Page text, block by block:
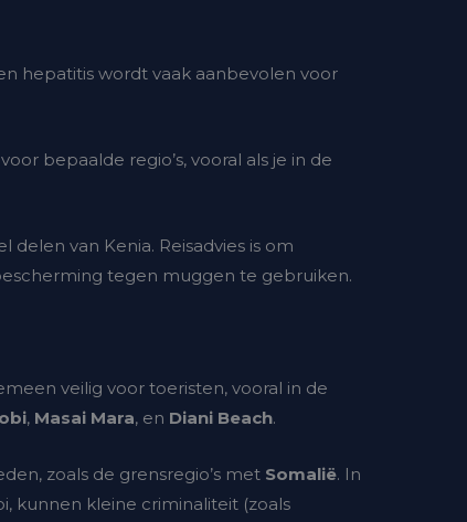
hepatitis wordt vaak aanbevolen voor
bepaalde regio’s, vooral als je in de
delen van Kenia. Reisadvies is om
tegen muggen te gebruiken.
veilig voor toeristen, vooral in de
, Masai Mara, en Diani Beach.
zoals de grensregio’s met Somalië. In
kunnen kleine criminaliteit (zoals